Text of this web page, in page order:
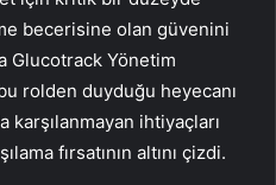
becerisine olan güvenini
Glucotrack Yönetim
rolden duyduğu heyecanı
karşılanmayan ihtiyaçları
fırsatının altını çizdi.